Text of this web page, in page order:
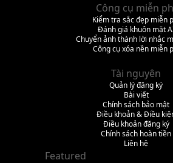
Công cụ miễn
Kiểm tra sắc đẹp miễn
Đánh giá khuôn mặt
Chuyển ảnh thành lời nhắc
Công cụ xóa nền miễn
Tài nguyên
Quản lý đăng ký
Bài viết
Chính sách bảo mật
Điều khoản & Điều
Điều khoản đăng ký
Chính sách hoàn tiền
Liên hệ
Featured